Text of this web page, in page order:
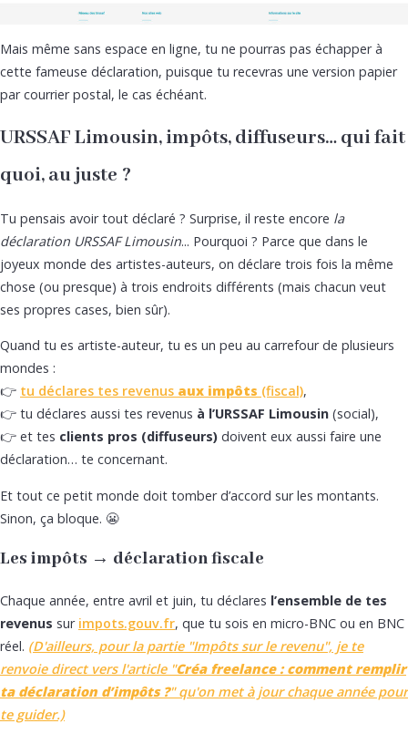
Mais même sans espace en ligne, tu ne pourras pas échapper à
cette fameuse déclaration, puisque tu recevras une version papier
par courrier postal, le cas échéant.
URSSAF Limousin, impôts, diffuseurs… qui fait
quoi, au juste ?
Tu pensais avoir tout déclaré ? Surprise, il reste encore la
déclaration URSSAF Limousin... Pourquoi ? Parce que dans le
joyeux monde des artistes-auteurs, on déclare trois fois la même
chose (ou presque) à trois endroits différents (mais chacun veut
ses propres cases, bien sûr).
Quand tu es artiste-auteur, tu es un peu au carrefour de plusieurs
mondes :
👉 tu déclares tes revenus aux impôts (fiscal),
👉 tu déclares aussi tes revenus à l’URSSAF Limousin (social),
👉 et tes clients pros (diffuseurs) doivent eux aussi faire une
déclaration… te concernant.
Et tout ce petit monde doit tomber d’accord sur les montants.
Sinon, ça bloque. 😬
Les impôts → déclaration fiscale
Chaque année, entre avril et juin, tu déclares l’ensemble de tes
revenus sur impots.gouv.fr, que tu sois en micro-BNC ou en BNC
réel. (D'ailleurs, pour la partie "Impôts sur le revenu", je te
renvoie direct vers l'article "Créa freelance : comment remplir
ta déclaration d’impôts ?" qu'on met à jour chaque année pour
te guider.)